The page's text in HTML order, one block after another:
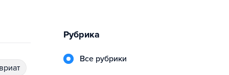
Рубрика
Все рубрики